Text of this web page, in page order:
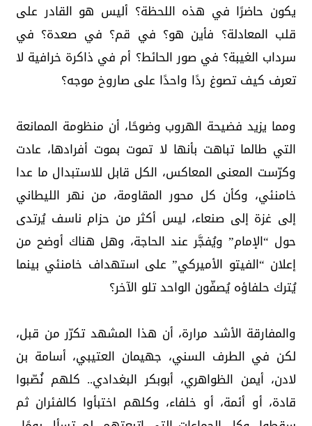
يكون حاضرًا في هذه اللحظة؟ أليس هو القادر على
قلب المعادلة؟ فأين هو؟ في قم؟ في صعدة؟ في
سرداب الغيبة؟ في صور الحائط؟ أم في ذاكرة خرافية لا
تعرف كيف تصوغ ردًا واحدًا على صاروخ موجه؟
ومما يزيد فضيحة الهروب وضوحًا، أن منظومة الممانعة
التي طالما تباهت بأنها لا تموت بموت أفرادها، عادت
وكرّست المعنى المعاكس، الكل قابل للاستبدال ما عدا
خامنئي، وكأن كل محور المقاومة، من نهر الليطاني
إلى غزة إلى صنعاء، ليس أكثر من حزام ناسف يُرتدى
حول “الإمام” ويُفجَّر عند الحاجة، وهل هناك أوضح من
إعلان “الفيتو الأميركي” على استهداف خامنئي بينما
يُترك حلفاؤه يُصفّون الواحد تلو الآخر؟
والمفارقة الأشد مرارة، أن هذا المشهد تكرّر من قبل،
لكن في الطرف السني، جهيمان العتيبي، أسامة بن
لادن، أيمن الظواهري، أبوبكر البغدادي.. كلهم نُصّبوا
قادة، أو أئمة، أو خلفاء، وكلهم اختبأوا كالفئران ثم